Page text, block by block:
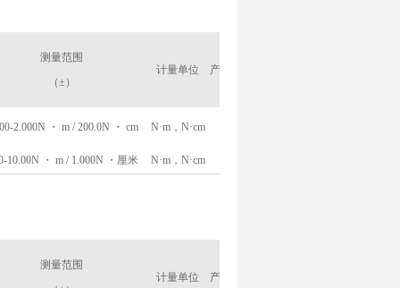
测量范围
（±）
计量单位 产品详情
2.000N ・ m / 200.0N ・ cm N·m，N·cm
10.00N ・ m / 1.000N ・厘米 N·m，N·cm
测量范围
计量单位 产品详情